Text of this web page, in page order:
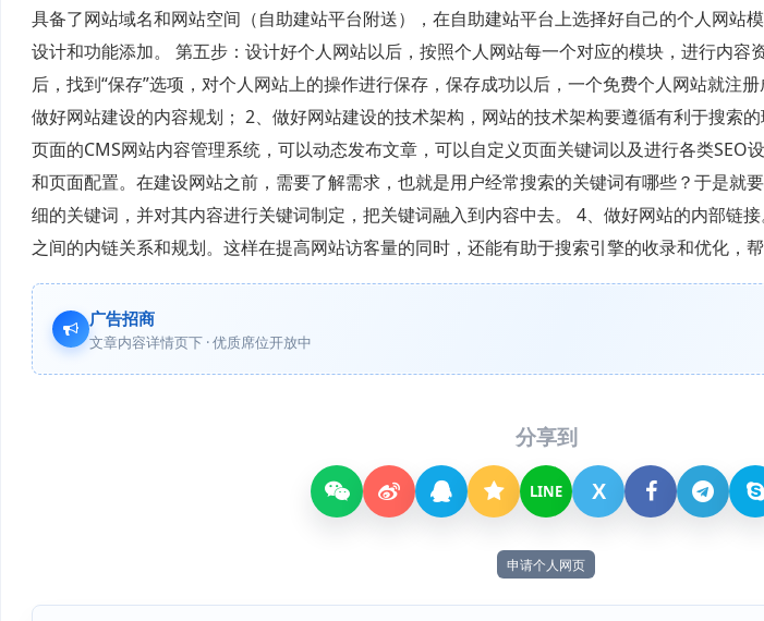
具备了网站域名和网站空间（自助建站平台附送），在自助建站平台上选择好自己的个人网站
设计和功能添加。 第五步：设计好个人网站以后，按照个人网站每一个对应的模块，进行内容
后，找到“保存”选项，对个人网站上的操作进行保存，保存成功以后，一个免费个人网站就注册
做好网站建设的内容规划； 2、做好网站建设的技术架构，网站的技术架构要遵循有利于搜索
页面的CMS网站内容管理系统，可以动态发布文章，可以自定义页面关键词以及进行各类SEO
和页面配置。在建设网站之前，需要了解需求，也就是用户经常搜索的关键词有哪些？于是就
细的关键词，并对其内容进行关键词制定，把关键词融入到内容中去。 4、做好网站的内部链
之间的内链关系和规划。这样在提高网站访客量的同时，还能有助于搜索引擎的收录和优化，帮
广告招商
文章内容详情页下 · 优质席位开放中
分享到
LINE X
申请个人网页